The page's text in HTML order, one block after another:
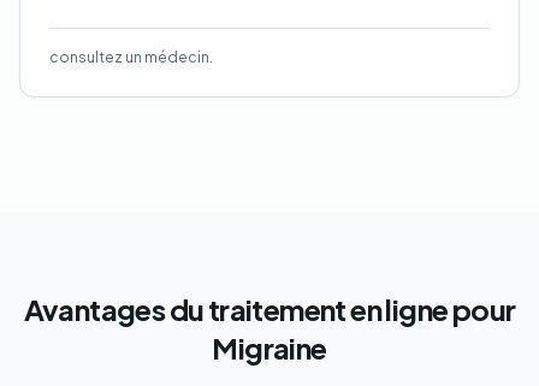
consultez un médecin.
Avantages du traitement en ligne pour
Migraine